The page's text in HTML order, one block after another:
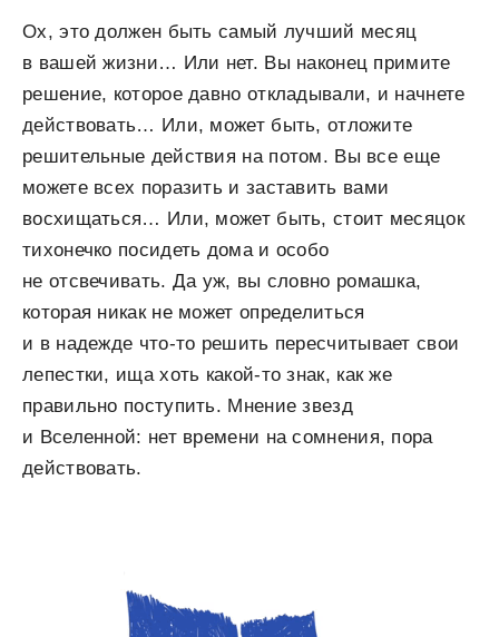
Ох, это должен быть самый лучший месяц
в вашей жизни… Или нет. Вы наконец примите
решение, которое давно откладывали, и начнете
действовать… Или, может быть, отложите
решительные действия на потом. Вы все еще
можете всех поразить и заставить вами
восхищаться… Или, может быть, стоит месяцок
тихонечко посидеть дома и особо
не отсвечивать. Да уж, вы словно ромашка,
которая никак не может определиться
и в надежде что-то решить пересчитывает свои
лепестки, ища хоть какой-то знак, как же
правильно поступить. Мнение звезд
и Вселенной: нет времени на сомнения, пора
действовать.